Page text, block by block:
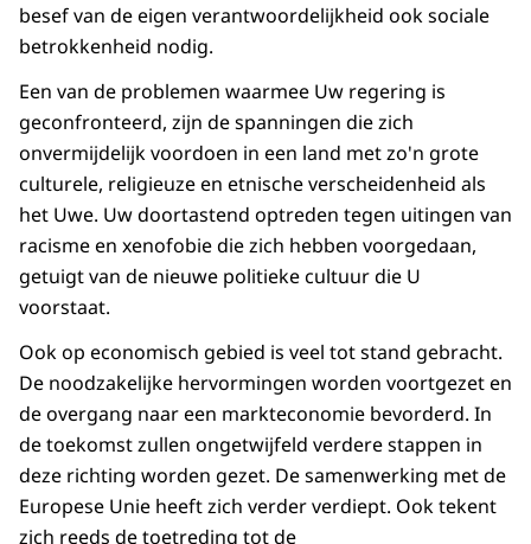
besef van de eigen verantwoordelijkheid ook sociale
betrokkenheid nodig.
Een van de problemen waarmee Uw regering is
geconfronteerd, zijn de spanningen die zich
onvermijdelijk voordoen in een land met zo'n grote
culturele, religieuze en etnische verscheidenheid als
het Uwe. Uw doortastend optreden tegen uitingen van
racisme en xenofobie die zich hebben voorgedaan,
getuigt van de nieuwe politieke cultuur die U
voorstaat.
Ook op economisch gebied is veel tot stand gebracht.
De noodzakelijke hervormingen worden voortgezet en
de overgang naar een markteconomie bevorderd. In
de toekomst zullen ongetwijfeld verdere stappen in
deze richting worden gezet. De samenwerking met de
Europese Unie heeft zich verder verdiept. Ook tekent
zich reeds de toetreding tot de